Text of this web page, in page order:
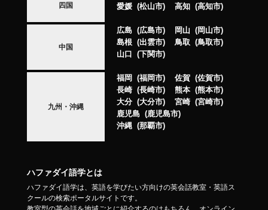
四国
愛媛
松山市 高知 高知市
中国
広島 広島市 岡山
岡山市
島根
出雲市 鳥取
鳥取市
山口
下関市
九州・沖縄
福岡 福岡市 佐賀
佐賀市
長崎
長崎市 熊本
熊本市
大分
大分市 宮崎
宮崎市
鹿児島
鹿児島市
沖縄
那覇市
ハファダイ語学とは
ハファダイ語学は、英語を学びたい方向けの英会話教室・英語ス
クールの検索ポータルサイトです。